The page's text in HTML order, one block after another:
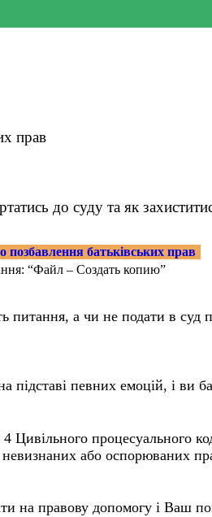
до суду та як
позбавлення батьківських прав
“Файл – Создать копию”
питання, а чи не подати в
певних емоцій, і ви
Цивільного процесуального
або оспорюваних
на правову допомогу і Ваш